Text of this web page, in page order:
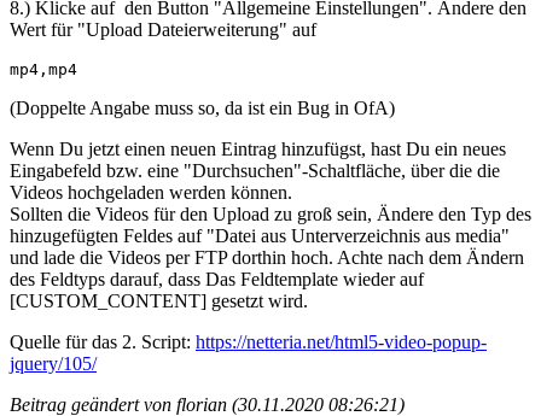
8.) Klicke auf den Button "Allgemeine Einstellungen". Ändere den
Wert für "Upload Dateierweiterung" auf
mp4,mp4
(Doppelte Angabe muss so, da ist ein Bug in OfA)
Wenn Du jetzt einen neuen Eintrag hinzufügst, hast Du ein neues
Eingabefeld bzw. eine "Durchsuchen"-Schaltfläche, über die die
Videos hochgeladen werden können.
Sollten die Videos für den Upload zu groß sein, Ändere den Typ des
hinzugefügten Feldes auf "Datei aus Unterverzeichnis aus media"
und lade die Videos per FTP dorthin hoch. Achte nach dem Ändern
des Feldtyps darauf, dass Das Feldtemplate wieder auf
[CUSTOM_CONTENT] gesetzt wird.
Quelle für das 2. Script: https://netteria.net/html5-video-popup-
jquery/105/
Beitrag geändert von florian (30.11.2020 08:26:21)